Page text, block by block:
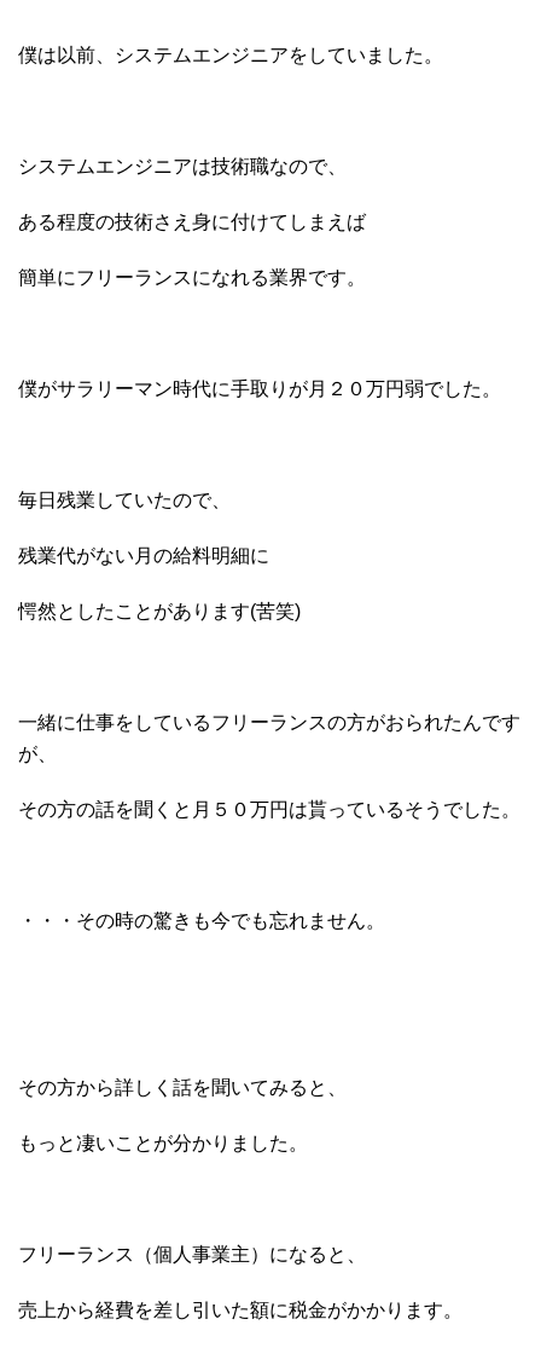
僕は以前、システムエンジニアをしていました。
システムエンジニアは技術職なので、
ある程度の技術さえ身に付けてしまえば
簡単にフリーランスになれる業界です。
僕がサラリーマン時代に手取りが月２０万円弱でした。
毎日残業していたので、
残業代がない月の給料明細に
愕然としたことがあります(苦笑)
一緒に仕事をしているフリーランスの方がおられたんです
が、
その方の話を聞くと月５０万円は貰っているそうでした。
・・・その時の驚きも今でも忘れません。
その方から詳しく話を聞いてみると、
もっと凄いことが分かりました。
フリーランス（個人事業主）になると、
売上から経費を差し引いた額に税金がかかります。